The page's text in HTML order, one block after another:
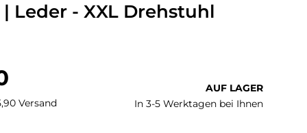
| Leder - XXL Drehstuhl
Versand
AUF LAGER
In 3-5 Werktagen bei Ihnen